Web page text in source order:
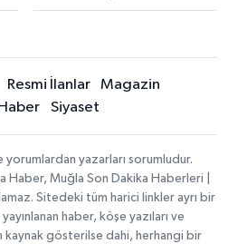
Resmi İlanlar
Magazin
Siyaset
yorumlardan yazarları sorumludur.
Haber, Muğla Son Dakika Haberleri |
Sitedeki tüm harici linkler ayrı bir
haber, köşe yazıları ve
kaynak gösterilse dahi, herhangi bir